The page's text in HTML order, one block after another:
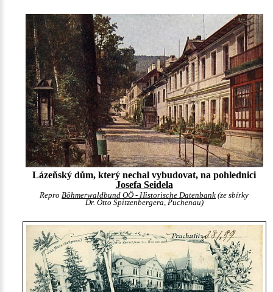
Lázeňský dům, který nechal vybudovat, na pohlednici
Josefa Seidela
Repro Böhmerwaldbund OÖ - Historische Datenbank (ze sbírky
Dr. Otto Spitzenbergera, Puchenau)